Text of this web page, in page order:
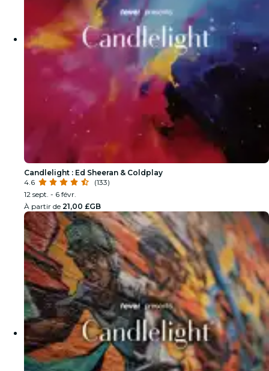
Candlelight : Ed Sheeran & Coldplay
4.6
(133)
12 sept. - 6 févr.
À partir de 21,00 £GB